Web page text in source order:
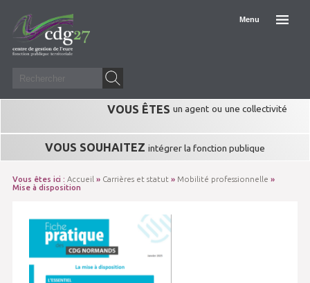
Menu
VOUS ÊTES un agent ou une collectivité
VOUS SOUHAITEZ intégrer la fonction publique
Vous êtes ici : Accueil » Carrières et statut» Mobilité professionnelle »
Mise à disposition